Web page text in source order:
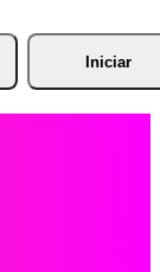
Iniciar